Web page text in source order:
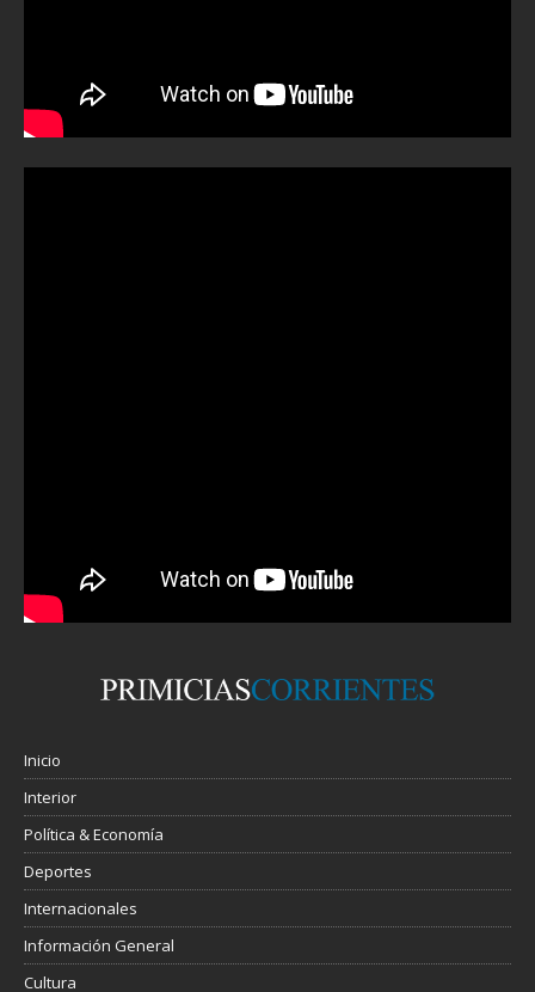
Inicio
Interior
Política & Economía
Deportes
Internacionales
Información General
Cultura